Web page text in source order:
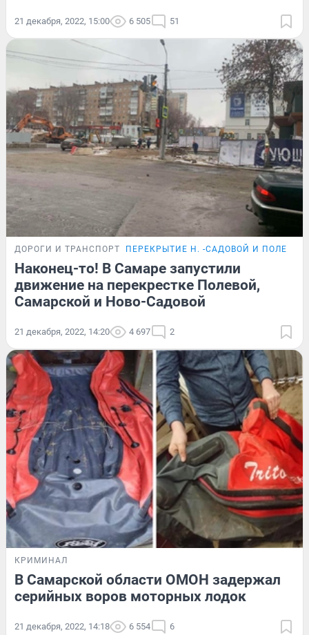
21 декабря, 2022, 15:00 6 505 51
ДОРОГИ И ТРАНСПОРТ ПЕРЕКРЫТИЕ Н. -САДОВОЙ И ПОЛЕВОЙ
Наконец-то! В Самаре запустили
движение на перекрестке Полевой,
Самарской и Ново-Садовой
21 декабря, 2022, 14:20 4 697 2
КРИМИНАЛ
В Самарской области ОМОН задержал
серийных воров моторных лодок
21 декабря, 2022, 14:18 6 554 6